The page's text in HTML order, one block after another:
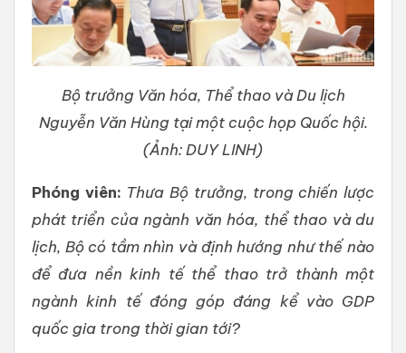
Bộ trưởng Văn hóa, Thể thao và Du lịch
Nguyễn Văn Hùng tại một cuộc họp Quốc hội.
(Ảnh: DUY LINH)
Phóng viên: Thưa Bộ trưởng, trong chiến lược
phát triển của ngành văn hóa, thể thao và du
lịch, Bộ có tầm nhìn và định hướng như thế nào
để đưa nền kinh tế thể thao trở thành một
ngành kinh tế đóng góp đáng kể vào GDP
quốc gia trong thời gian tới?